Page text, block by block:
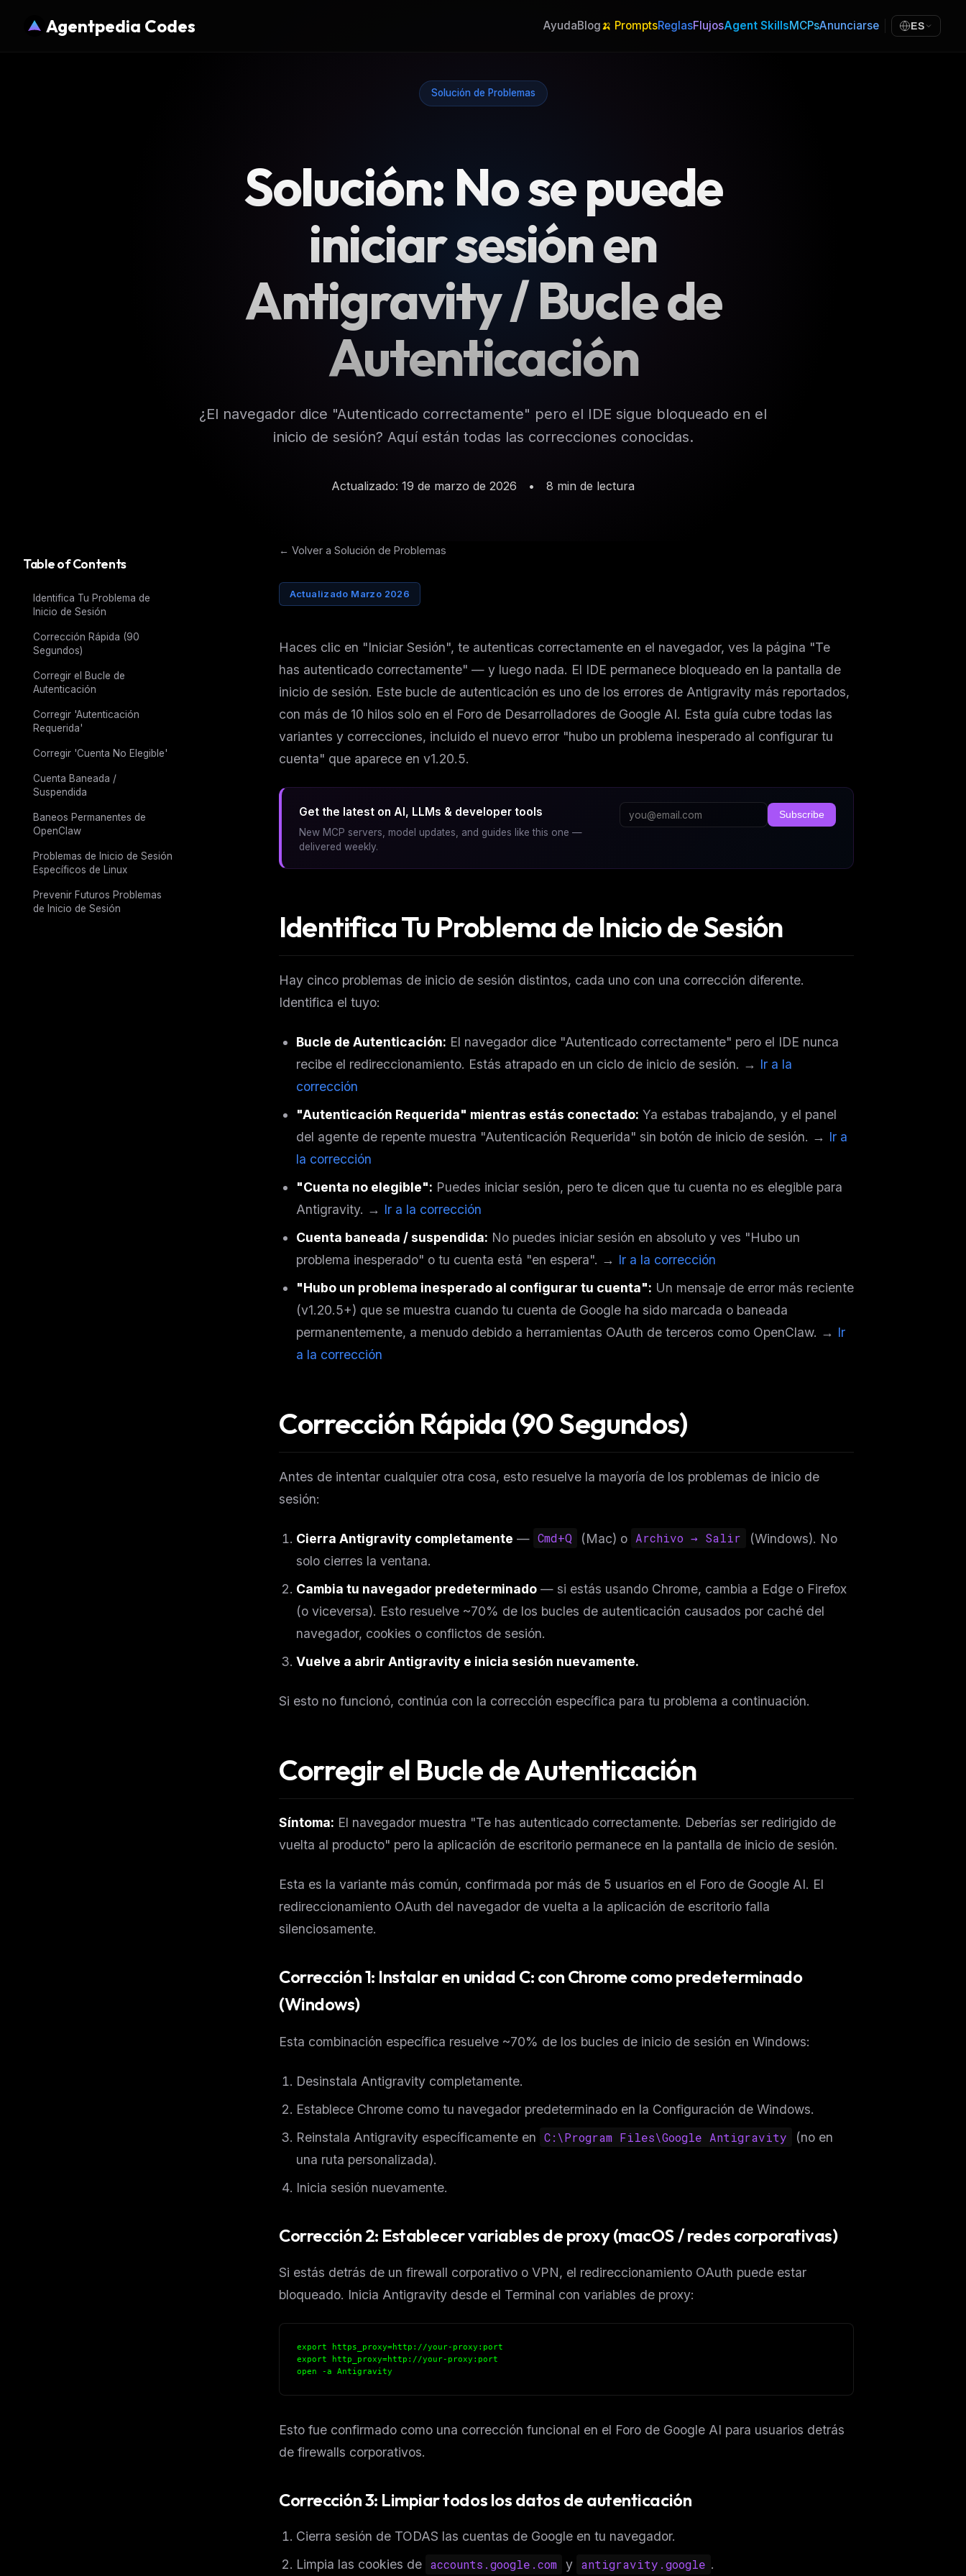
Agentpedia Codes AyudaBlog🍌 PromptsReglasFlujosAgent SkillsMCPsAnunciarse ES
Solución de Problemas
Solución: No se puede
iniciar sesión en
Antigravity / Bucle de
Autenticación
¿El navegador dice "Autenticado correctamente" pero el IDE sigue bloqueado en el
inicio de sesión? Aquí están todas las correcciones conocidas.
Actualizado: 19 de marzo de 2026 • 8 min de lectura
Table of Contents
Identifica Tu Problema de
Inicio de Sesión
Corrección Rápida (90
Segundos)
Corregir el Bucle de
Autenticación
Corregir 'Autenticación
Requerida'
Corregir 'Cuenta No Elegible'
Cuenta Baneada /
Suspendida
Baneos Permanentes de
OpenClaw
Problemas de Inicio de Sesión
Específicos de Linux
Prevenir Futuros Problemas
de Inicio de Sesión
← Volver a Solución de Problemas
Actualizado Marzo 2026
Haces clic en "Iniciar Sesión", te autenticas correctamente en el navegador, ves la página "Te
has autenticado correctamente" — y luego nada. El IDE permanece bloqueado en la pantalla de
inicio de sesión. Este bucle de autenticación es uno de los errores de Antigravity más reportados,
con más de 10 hilos solo en el Foro de Desarrolladores de Google AI. Esta guía cubre todas las
variantes y correcciones, incluido el nuevo error "hubo un problema inesperado al configurar tu
cuenta" que aparece en v1.20.5.
Get the latest on AI, LLMs & developer tools
New MCP servers, model updates, and guides like this one —
delivered weekly.
Subscribe
Identifica Tu Problema de Inicio de Sesión
Hay cinco problemas de inicio de sesión distintos, cada uno con una corrección diferente.
Identifica el tuyo:
Bucle de Autenticación: El navegador dice "Autenticado correctamente" pero el IDE nunca
recibe el redireccionamiento. Estás atrapado en un ciclo de inicio de sesión. → Ir a la
corrección
"Autenticación Requerida" mientras estás conectado: Ya estabas trabajando, y el panel
del agente de repente muestra "Autenticación Requerida" sin botón de inicio de sesión. → Ir a
la corrección
"Cuenta no elegible": Puedes iniciar sesión, pero te dicen que tu cuenta no es elegible para
Antigravity. → Ir a la corrección
Cuenta baneada / suspendida: No puedes iniciar sesión en absoluto y ves "Hubo un
problema inesperado" o tu cuenta está "en espera". → Ir a la corrección
"Hubo un problema inesperado al configurar tu cuenta": Un mensaje de error más reciente
(v1.20.5+) que se muestra cuando tu cuenta de Google ha sido marcada o baneada
permanentemente, a menudo debido a herramientas OAuth de terceros como OpenClaw. → Ir
a la corrección
Corrección Rápida (90 Segundos)
Antes de intentar cualquier otra cosa, esto resuelve la mayoría de los problemas de inicio de
sesión:
Cierra Antigravity completamente — Cmd+Q (Mac) o Archivo → Salir
(Windows). No
solo cierres la ventana.
Cambia tu navegador predeterminado — si estás usando Chrome, cambia a Edge o Firefox
(o viceversa). Esto resuelve ~70% de los bucles de autenticación causados por caché del
navegador, cookies o conflictos de sesión.
Vuelve a abrir Antigravity e inicia sesión nuevamente.
Si esto no funcionó, continúa con la corrección específica para tu problema a continuación.
Corregir el Bucle de Autenticación
Síntoma: El navegador muestra "Te has autenticado correctamente. Deberías ser redirigido de
vuelta al producto" pero la aplicación de escritorio permanece en la pantalla de inicio de sesión.
Esta es la variante más común, confirmada por más de 5 usuarios en el Foro de Google AI. El
redireccionamiento OAuth del navegador de vuelta a la aplicación de escritorio falla
silenciosamente.
Corrección 1: Instalar en unidad C: con Chrome como predeterminado
(Windows)
Esta combinación específica resuelve ~70% de los bucles de inicio de sesión en Windows:
Desinstala Antigravity completamente.
Establece Chrome como tu navegador predeterminado en la Configuración de Windows.
Reinstala Antigravity específicamente en C:\Program Files\Google Antigravity
(no en
una ruta personalizada).
Inicia sesión nuevamente.
Corrección 2: Establecer variables de proxy (macOS / redes corporativas)
Si estás detrás de un firewall corporativo o VPN, el redireccionamiento OAuth puede estar
bloqueado. Inicia Antigravity desde el Terminal con variables de proxy:
export https_proxy=http://your-proxy:port
export http_proxy=http://your-proxy:port
open -a Antigravity
Esto fue confirmado como una corrección funcional en el Foro de Google AI para usuarios detrás
de firewalls corporativos.
Corrección 3: Limpiar todos los datos de autenticación
Cierra sesión de TODAS las cuentas de Google en tu navegador.
Limpia las cookies de accounts.google.com y antigravity.google .
THIS WEEK'S DIGEST
MCP pick of the
week
New agent skill
drop
pack
workflow updates — one email, no noise.
Email address
No spam. Unsubscribe in one click.